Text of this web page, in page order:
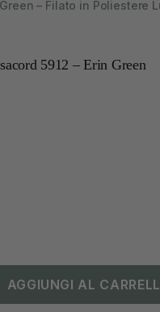
– Filato in Poliestere
5912 – Erin Green
AGGIUNGI AL